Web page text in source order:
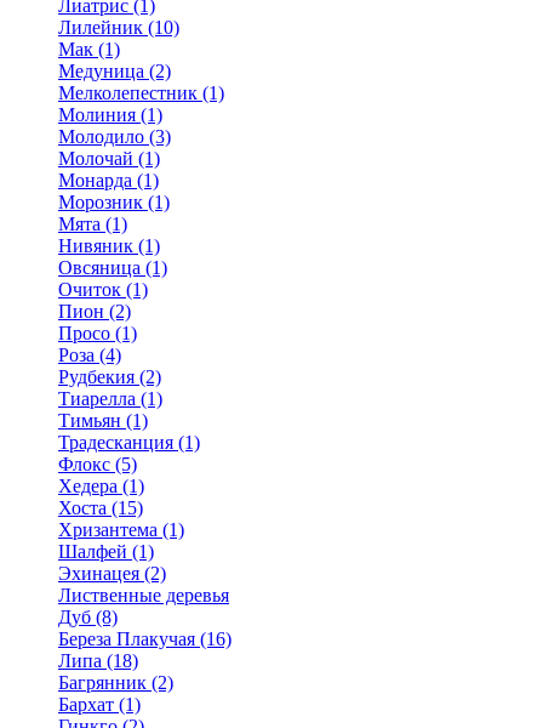
Лиатрис (1)
Лилейник (10)
Мак (1)
Медуница (2)
Мелколепестник (1)
Молиния (1)
Молодило (3)
Молочай (1)
Монарда (1)
Морозник (1)
Мята (1)
Нивяник (1)
Овсяница (1)
Очиток (1)
Пион (2)
Просо (1)
Роза (4)
Рудбекия (2)
Тиарелла (1)
Тимьян (1)
Традесканция (1)
Флокс (5)
Хедера (1)
Хоста (15)
Хризантема (1)
Шалфей (1)
Эхинацея (2)
Лиственные деревья
Дуб (8)
Береза Плакучая (16)
Липа (18)
Багрянник (2)
Бархат (1)